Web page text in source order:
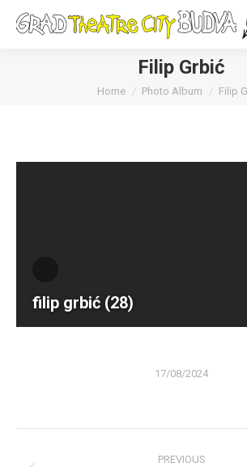
Filip Grbić
You are here:
Home Photo Album Filip
filip grbić (28)
17/08/2024
PREVIOUS